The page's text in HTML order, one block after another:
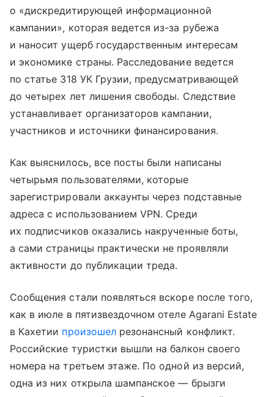
о «дискредитирующей информационной
кампании», которая ведется из-за рубежа
и наносит ущерб государственным интересам
и экономике страны. Расследование ведется
по статье 318 УК Грузии, предусматривающей
до четырех лет лишения свободы. Следствие
устанавливает организаторов кампании,
участников и источники финансирования.
Как выяснилось, все посты были написаны
четырьмя пользователями, которые
зарегистрировали аккаунты через подставные
адреса с использованием VPN. Среди
их подписчиков оказались накрученные боты,
а сами страницы практически не проявляли
активности до публикации треда.
Сообщения стали появляться вскоре после того,
как в июле в пятизвездочном отеле Agarani Estate
в Кахетии произошелрезонансный конфликт.
Российские туристки вышли на балкон своего
номера на третьем этаже. По одной из версий,
одна из них открыла шампанское — брызги